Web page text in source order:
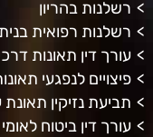
רשלנות בהריון
רשלנות רפואית
עורך דין תאונות
פיצויים לנפגעי
תביעת נזיקין
עורך דין ביטוח